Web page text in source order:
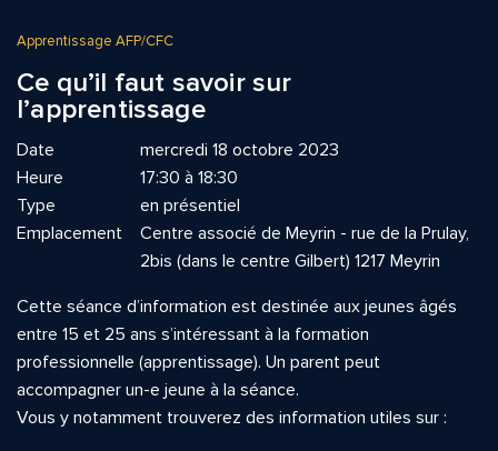
Apprentissage AFP/CFC
Ce qu’il faut savoir sur
l’apprentissage
Date
mercredi 18 octobre 2023
Heure
17:30 à 18:30
Type
en présentiel
Emplacement
Centre associé de Meyrin - rue de la Prulay,
2bis (dans le centre Gilbert) 1217 Meyrin
Cette séance d’information est destinée aux jeunes âgés
entre 15 et 25 ans s’intéressant à la formation
professionnelle (apprentissage). Un parent peut
accompagner un-e jeune à la séance.
Vous y notamment trouverez des information utiles sur :